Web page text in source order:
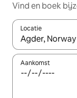
Vind en boek
Locatie
Wanneer er
Aankomst